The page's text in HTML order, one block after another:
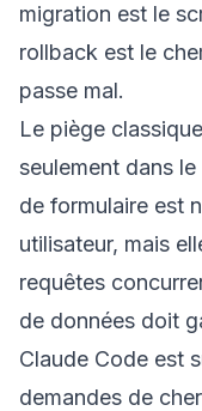
migration est le
rollback est le
passe mal.
Le piège
seulement dans
de formulaire est
utilisateur, mais
requêtes
de données doit
Claude Code est
demandes de